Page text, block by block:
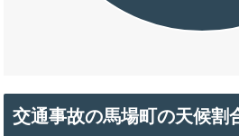
交通事故の馬場町の天候割